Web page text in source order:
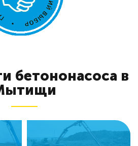
бетононасоса в